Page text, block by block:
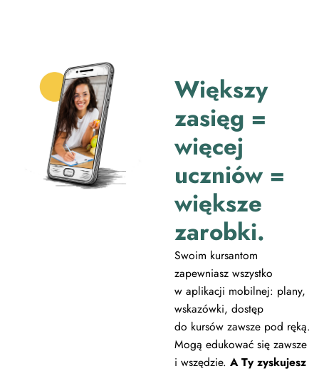
Większy
zasięg =
więcej
uczniów =
większe
zarobki.
Swoim kursantom
zapewniasz wszystko
w aplikacji mobilnej: plany,
wskazówki, dostęp
do kursów zawsze pod ręką.
Mogą edukować się zawsze
i wszędzie.A Ty zyskujesz